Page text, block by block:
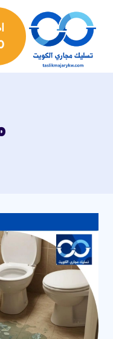
المحتوى